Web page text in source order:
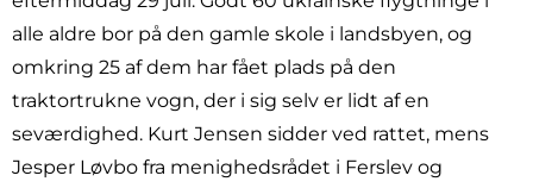
alle aldre bor på den gamle skole i landsbyen, og
omkring 25 af dem har fået plads på den
traktortrukne vogn, der i sig selv er lidt af en
seværdighed. Kurt Jensen sidder ved rattet, mens
Jesper Løvbo fra menighedsrådet i Ferslev og